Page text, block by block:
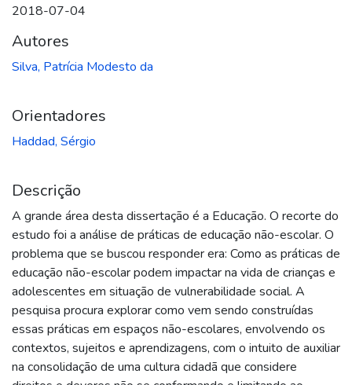
2018-07-04
Autores
Silva, Patrícia Modesto da
Orientadores
Haddad, Sérgio
Descrição
A grande área desta dissertação é a Educação. O recorte do
estudo foi a análise de práticas de educação não-escolar. O
problema que se buscou responder era: Como as práticas de
educação não-escolar podem impactar na vida de crianças e
adolescentes em situação de vulnerabilidade social. A
pesquisa procura explorar como vem sendo construídas
essas práticas em espaços não-escolares, envolvendo os
contextos, sujeitos e aprendizagens, com o intuito de auxiliar
na consolidação de uma cultura cidadã que considere